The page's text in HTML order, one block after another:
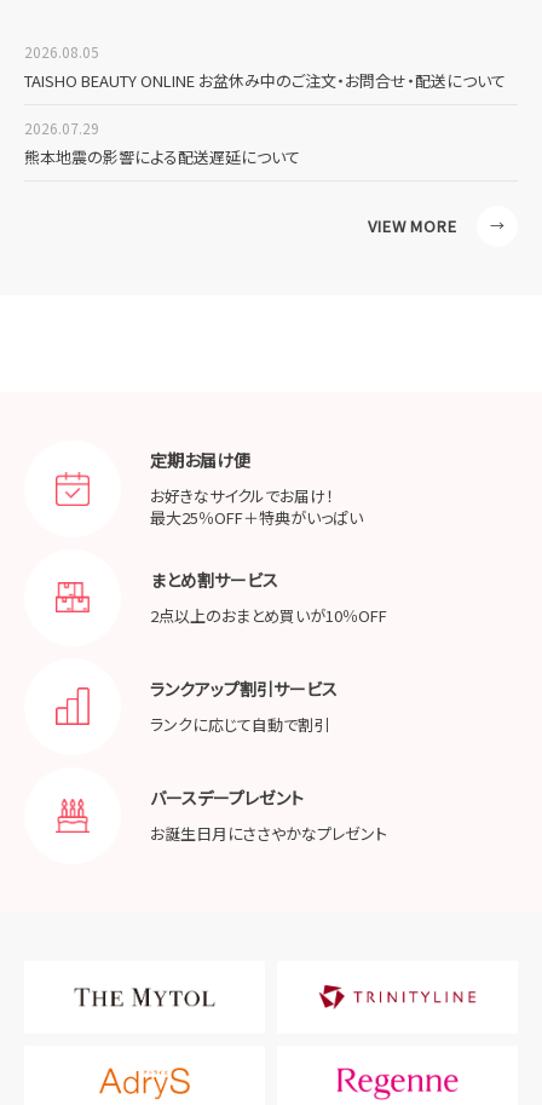
2026.08.05
TAISHO BEAUTY ONLINE お盆休み中のご注文・お問合せ・配送について
2026.07.29
熊本地震の影響による配送遅延について
VIEW MORE
定期お届け便
お好きなサイクルでお届け！
最大25％OFF＋特典がいっぱい
まとめ割サービス
2点以上のおまとめ買いが10％OFF
ランクアップ割引サービス
ランクに応じて自動で割引
バースデープレゼント
お誕生日月にささやかなプレゼント